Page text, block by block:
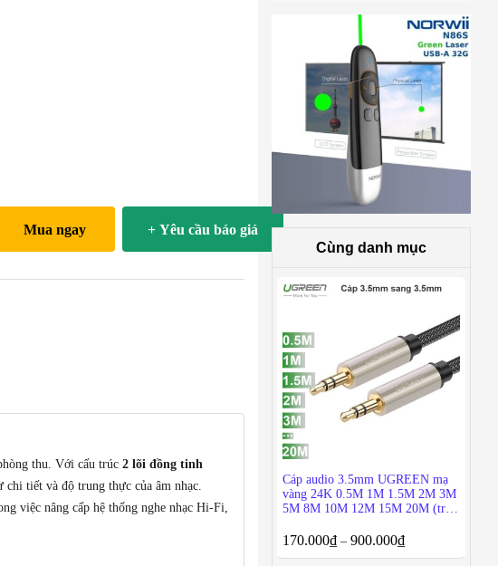
Mua ngay + Yêu cầu báo giá
thu. Với cấu trúc 2 lõi đồng tinh
tiết và độ trung thực của âm nhạc.
việc nâng cấp hệ thống nghe nhạc Hi-Fi,
Cùng danh mục
Cáp audio 3.5mm UGREEN mạ
vàng 24K 0.5M 1M 1.5M 2M 3M
5M 8M 10M 12M 15M 20M (tròn
170.000₫ –900.000₫